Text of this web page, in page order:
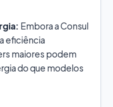
Embora a Consul
eficiência
maiores podem
do que modelos